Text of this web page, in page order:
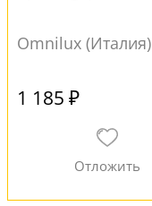
Omnilux (Италия)
1 185 ₽